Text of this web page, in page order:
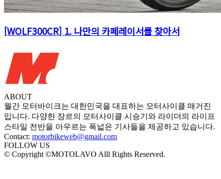
[WOLF300CR] 1. 나만의 카페레이서를 찾아서
ABOUT
월간 모터바이크는 대한민국을 대표하는 모터사이클 매거진
입니다. 다양한 장르의 모터사이클 시승기와 라이더의 라이프
스타일 전반을 아우르는 폭넓은 기사들을 제공하고 있습니다.
Contact: motorbikeweb@gmail.com
FOLLOW US
© Copyright ©MOTOLAVO Alll Rights Reserved.